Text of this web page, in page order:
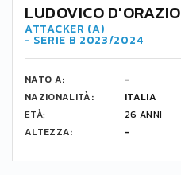
LUDOVICO D'ORAZIO
ATTACKER (A)
- SERIE B 2023/2024
NATO A:
-
NAZIONALITÀ:
ITALIA
ETÀ:
26 ANNI
ALTEZZA:
-